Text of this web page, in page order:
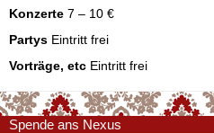
Konzerte 7 – 10 €
Partys Eintritt frei
Vorträge, etc Eintritt frei
Spende ans Nexus